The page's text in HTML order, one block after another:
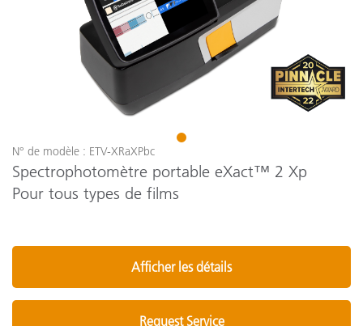
1
N° de modèle : ETV-XRaXPbc
Spectrophotomètre portable eXact™ 2 Xp
Pour tous types de films
Afficher les détails
Request Service